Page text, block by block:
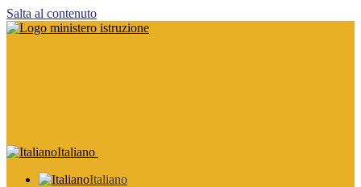
Salta al contenuto
Italiano
Italiano